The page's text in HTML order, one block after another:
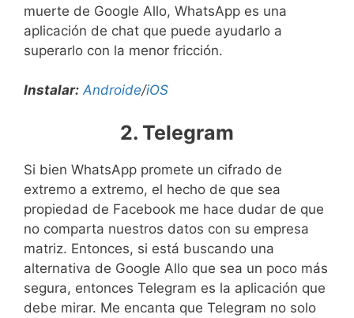
muerte de Google Allo, WhatsApp es una
aplicación de chat que puede ayudarlo a
superarlo con la menor fricción.
Instalar: Androide/iOS
2. Telegram
Si bien WhatsApp promete un cifrado de
extremo a extremo, el hecho de que sea
propiedad de Facebook me hace dudar de que
no comparta nuestros datos con su empresa
matriz. Entonces, si está buscando una
alternativa de Google Allo que sea un poco más
segura, entonces Telegram es la aplicación que
debe mirar. Me encanta que Telegram no solo